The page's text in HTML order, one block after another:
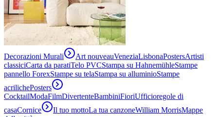
Decorazioni Murali Art nouveauVeneziaLisbonaPostersArtisti
classiciCarta da paratiTelo PVCStampa su HahnemühleStampe
pannello ForexStampe su telaStampa su alluminioStampe
acrilichePosters
CocktailModaFilmDivertenteBambiniFioriUfficioregole di
casaCornice Il tuo mottoLa tua canzoneWilliam MorrisMappe